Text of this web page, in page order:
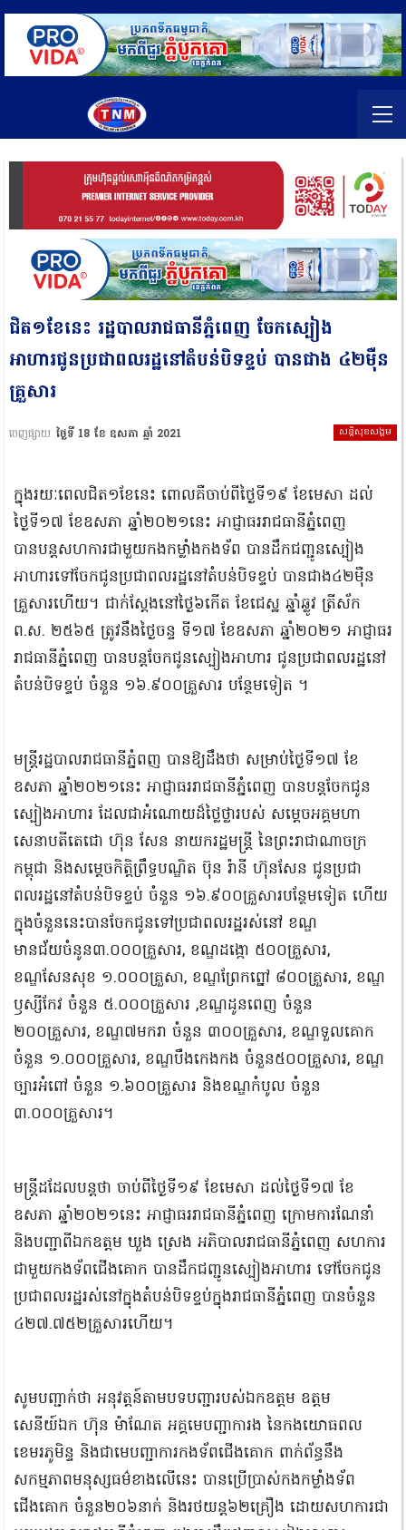
ជិត១ខែនេះ រដ្ឋបាលរាជធានីភ្នំពេញ ចែកស្បៀង
អាហារជូនប្រជាពលរដ្ឋនៅតំបន់បិទខ្ទប់ បានជាង ៤២ម៉ឺន
គ្រួសារ
សន្តិសុខសង្គម
ចេញផ្សាយ ថ្ងៃទី 18 ខែ ឧសភា ឆ្នាំ 2021
ក្នុងរយៈពេលជិត១ខែនេះ ពោលគឺចាប់ពីថ្ងៃទី១៩ ខែមេសា ដល់
ថ្ងៃទី១៧ ខែឧសភា ឆ្នាំ២០២១នេះ អាជ្ញាធររាជធានីភ្នំពេញ
បានបន្ដសហការជាមួយកងកម្លាំងកងទ័ព បានដឹកជញ្ជូនស្បៀង
អាហារទៅចែកជូនប្រជាពលរដ្ឋនៅតំបន់បិទខ្ទប់ បានជាង៤២ម៉ឺន
គ្រួសារហើយ។ ជាក់ស្តែងនៅថ្ងៃ៦កើត ខែជេស្ឋ ឆ្នាំឆ្លូវ ត្រីស័ក
ព.ស. ២៥៦៥ ត្រូវនឹងថ្ងៃចន្ទ ទី១៧ ខែឧសភា ឆ្នាំ២០២១ អាជ្ញាធរ
រាជធានីភ្នំពេញ បានបន្តចែកជូនស្បៀងអាហារ ជូនប្រជាពលរដ្ឋនៅ
តំបន់បិទខ្ទប់ ចំនួន ១៦.៩០០គ្រួសារ បន្ថែមទៀត ។
មន្ត្រីរដ្ឋបាលរាជធានីភ្នំពញ បានឱ្យដឹងថា សម្រាប់ថ្ងៃទី១៧ ខែ
ឧសភា ឆ្នាំ២០២១នេះ អាជ្ញាធររាជធានីភ្នំពេញ បានបន្តចែកជូន
ស្បៀងអាហារ ដែលជាអំណោយដ៏ថ្លៃថ្លារបស់ សម្ដេចអគ្គមហា
សេនាបតីតេជោ ហ៊ុន សែន នាយករដ្ឋមន្ត្រី នៃព្រះរាជាណាចក្រ
កម្ពុជា និងសម្ដេចកិត្តិព្រឹទ្ធបណ្ឌិត ប៊ុន រ៉ានី ហ៊ុនសែន ជូនប្រជា
ពលរដ្ឋនៅតំបន់បិទខ្ទប់ ចំនួន ១៦.៩០០គ្រួសារបន្ថែមទៀត ហើយ
ក្នុងចំនួននេះបានចែកជូនទៅប្រជាពលរដ្ឋរស់នៅ ខណ្ឌ
មានជ័យចំនូន៣.០០០គ្រួសារ, ខណ្ឌដង្កោ ៥០០គ្រួសារ,
ខណ្ឌសែនសុខ ១.០០០គ្រួសា, ខណ្ឌព្រែកព្នៅ ៨០០គ្រួសារ, ខណ្ឌ
ឫស្សីកែវ ចំនួន ៥.០០០គ្រួសារ ,ខណ្ឌដូនពេញ ចំនួន
២០០គ្រួសារ, ខណ្ឌ៧មករា ចំនួន ៣០០គ្រួសារ, ខណ្ឌទួលគោក
ចំនួន ១.០០០គ្រួសារ, ខណ្ឌបឹងកេងកង ចំនួន៥០០គ្រួសារ, ខណ្ឌ
ច្បារអំពៅ ចំនួន ១.៦០០គ្រួសារ និងខណ្ឌកំបូល ចំនួន
៣.០០០គ្រួសារ។
មន្ត្រីដដែលបន្តថា ចាប់ពីថ្ងៃទី១៩ ខែមេសា ដល់ថ្ងៃទី១៧ ខែ
ឧសភា ឆ្នាំ២០២១នេះ អាជ្ញាធររាជធានីភ្នំពេញ ក្រោមការណែនាំ
និងបញ្ជាពីឯកឧត្ដម ឃួង ស្រេង អភិបាលរាជធានីភ្នំពេញ សហការ
ជាមួយកងទ័ពជើងគោក បានដឹកជញ្ជូនស្បៀងអាហារ ទៅចែកជូន
ប្រជាពលរដ្ឋរស់នៅក្នុងតំបន់បិទខ្ទប់ក្នុងរាជធានីភ្នំពេញ បានចំនួន
៤២៧.៧៥២គ្រួសារហើយ។
សូមបញ្ជាក់ថា អនុវត្តន៍តាមបទបញ្ជារបស់ឯកឧត្តម ឧត្តម
សេនីយ៍ឯក ហ៊ុន ម៉ាណែត អគ្គមេបញ្ជាការង នៃកងយោធពល
ខេមរភូមិន្ទ និងជាមេបញ្ជាការកងទ័ពជើងគោក ពាក់ព័ន្ធនឹង
សកម្មភាពមនុស្សធម៌ខាងលើនេះ បានប្រើប្រាស់កងកម្លាំងទ័ព
ជើងគោក ចំនួន២០៦នាក់ និងរថយន្ត៦២គ្រឿង ដោយសហការជា